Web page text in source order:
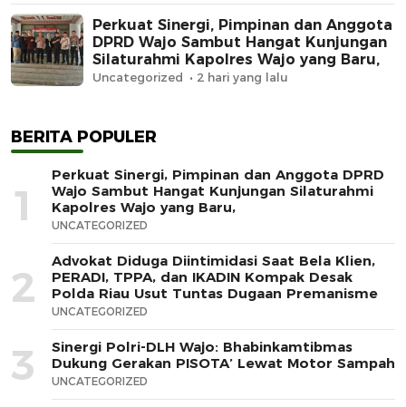
Perkuat Sinergi, Pimpinan dan Anggota
DPRD Wajo Sambut Hangat Kunjungan
Silaturahmi Kapolres Wajo yang Baru,
Uncategorized 2 hari yang lalu
BERITA POPULER
1
Perkuat Sinergi, Pimpinan dan Anggota DPRD
Wajo Sambut Hangat Kunjungan Silaturahmi
Kapolres Wajo yang Baru,
UNCATEGORIZED
2
Advokat Diduga Diintimidasi Saat Bela Klien,
PERADI, TPPA, dan IKADIN Kompak Desak
Polda Riau Usut Tuntas Dugaan Premanisme
UNCATEGORIZED
3
Sinergi Polri-DLH Wajo: Bhabinkamtibmas
Dukung Gerakan PISOTA’ Lewat Motor Sampah
UNCATEGORIZED